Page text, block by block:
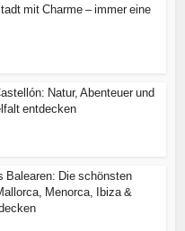
mit Charme – immer eine
Natur, Abenteuer und
entdecken
Balearen: Die schönsten
Menorca, Ibiza &